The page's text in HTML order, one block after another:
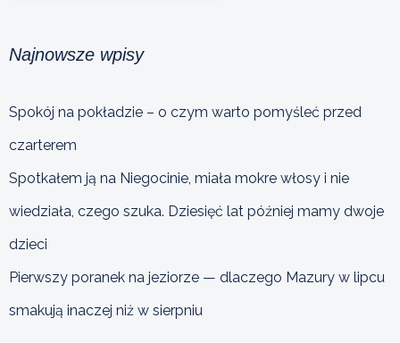
Najnowsze wpisy
Spokój na pokładzie – o czym warto pomyśleć przed
czarterem
Spotkałem ją na Niegocinie, miała mokre włosy i nie
wiedziała, czego szuka. Dziesięć lat później mamy dwoje
dzieci
Pierwszy poranek na jeziorze — dlaczego Mazury w lipcu
smakują inaczej niż w sierpniu